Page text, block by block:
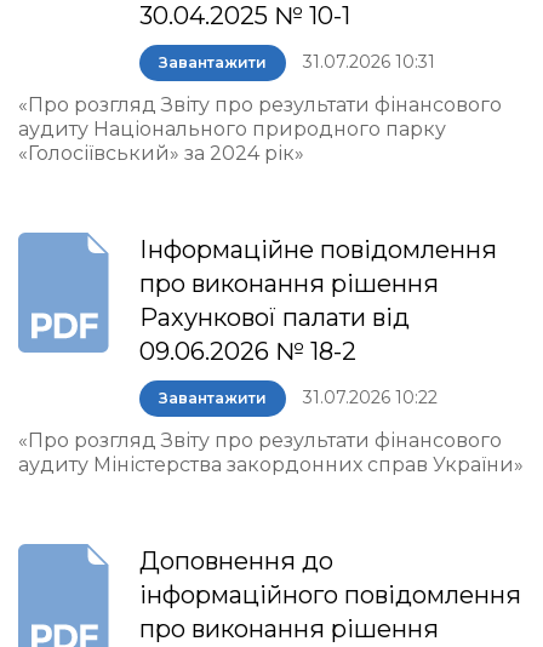
30.04.2025 № 10-1
Завантажити 31.07.2026 10:31
«Про розгляд Звіту про результати фінансового
аудиту Національного природного парку
«Голосіївський» за 2024 рік»
Інформаційне повідомлення
про виконання рішення
Рахункової палати від
09.06.2026 № 18-2
Завантажити 31.07.2026 10:22
«Про розгляд Звіту про результати фінансового
аудиту Міністерства закордонних справ України»
Доповнення до
інформаційного повідомлення
про виконання рішення